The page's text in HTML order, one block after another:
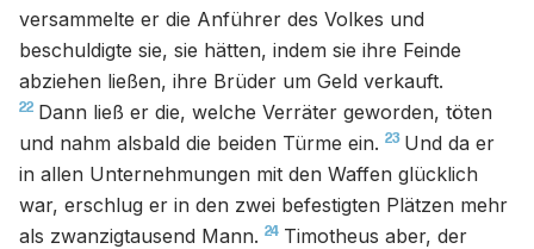
versammelte er die Anführer des Volkes und
beschuldigte sie, sie hätten, indem sie ihre Feinde
abziehen ließen, ihre Brüder um Geld verkauft.
22 Dann ließ er die, welche Verräter geworden, töten
und nahm alsbald die beiden Türme ein. 23 Und da er
in allen Unternehmungen mit den Waffen glücklich
war, erschlug er in den zwei befestigten Plätzen mehr
als zwanzigtausend Mann. 24 Timotheus aber, der